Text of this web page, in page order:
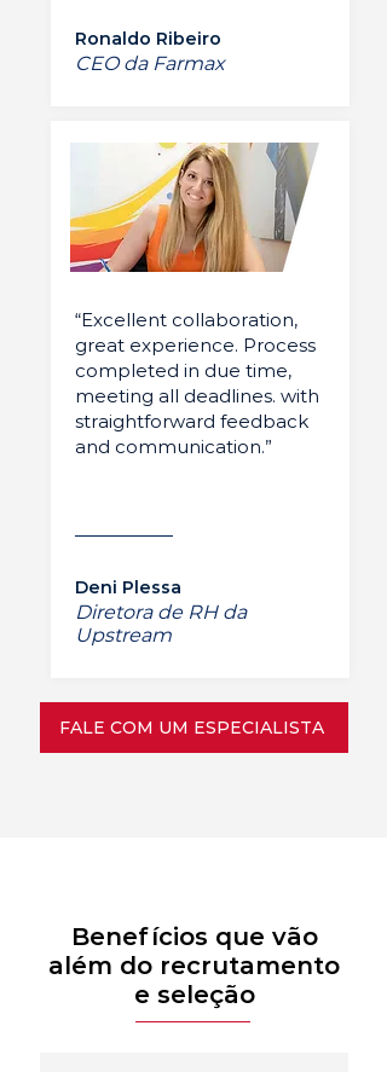
Ronaldo Ribeiro
CEO da Farmax
“Excellent collaboration,
great experience. Process
completed in due time,
meeting all deadlines. with
straightforward feedback
and communication.”
Deni Plessa
Diretora de RH da
Upstream
FALE COM UM ESPECIALISTA
Benefícios que vão
além do recrutamento
e seleção